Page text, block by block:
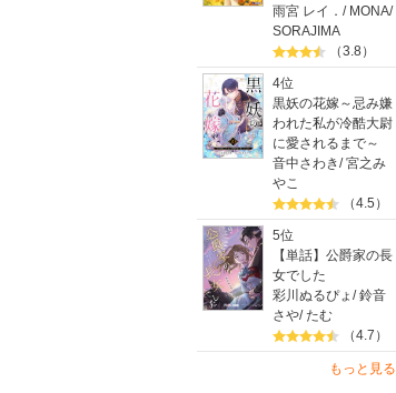
雨宮 レイ． / MONA/
SORAJIMA
（3.8）
4位
黒妖の花嫁～忌み嫌
われた私が冷酷大尉
に愛されるまで～
音中さわき/宮之み
やこ
（4.5）
5位
【単話】公爵家の長
女でした
彩川ぬるぴょ /鈴音
さや/たむ
（4.7）
もっと見る